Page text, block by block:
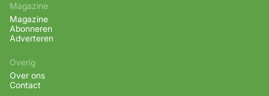
Magazine
Magazine
Abonneren
Adverteren
Overig
Over ons
Contact